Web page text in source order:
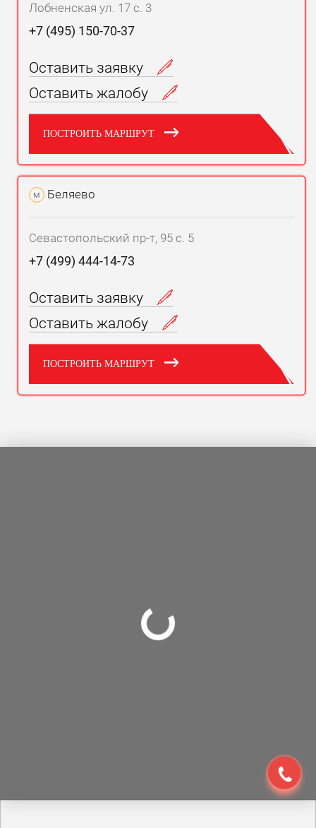
Лобненская ул. 17 с. 3
+7 (495) 150-70-37
Оставить заявку
Оставить жалобу
ПОСТРОИТЬ МАРШРУТ
м Беляево
Севастопольский пр-т, 95 с. 5
+7 (499) 444-14-73
Оставить заявку
Оставить жалобу
ПОСТРОИТЬ МАРШРУТ